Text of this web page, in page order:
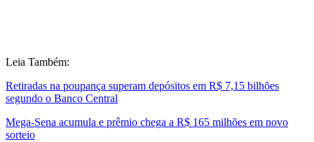
Leia Também:
Retiradas na poupança superam depósitos em R$ 7,15 bilhões
segundo o Banco Central
Mega-Sena acumula e prêmio chega a R$ 165 milhões em novo
sorteio